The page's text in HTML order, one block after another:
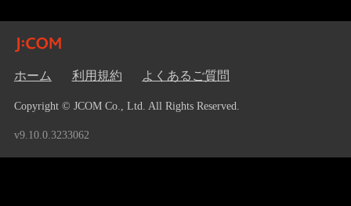
ホーム 利用規約 よくあるご質問
Copyright © JCOM Co., Ltd. All Rights Reserved.
v9.10.0.3233062